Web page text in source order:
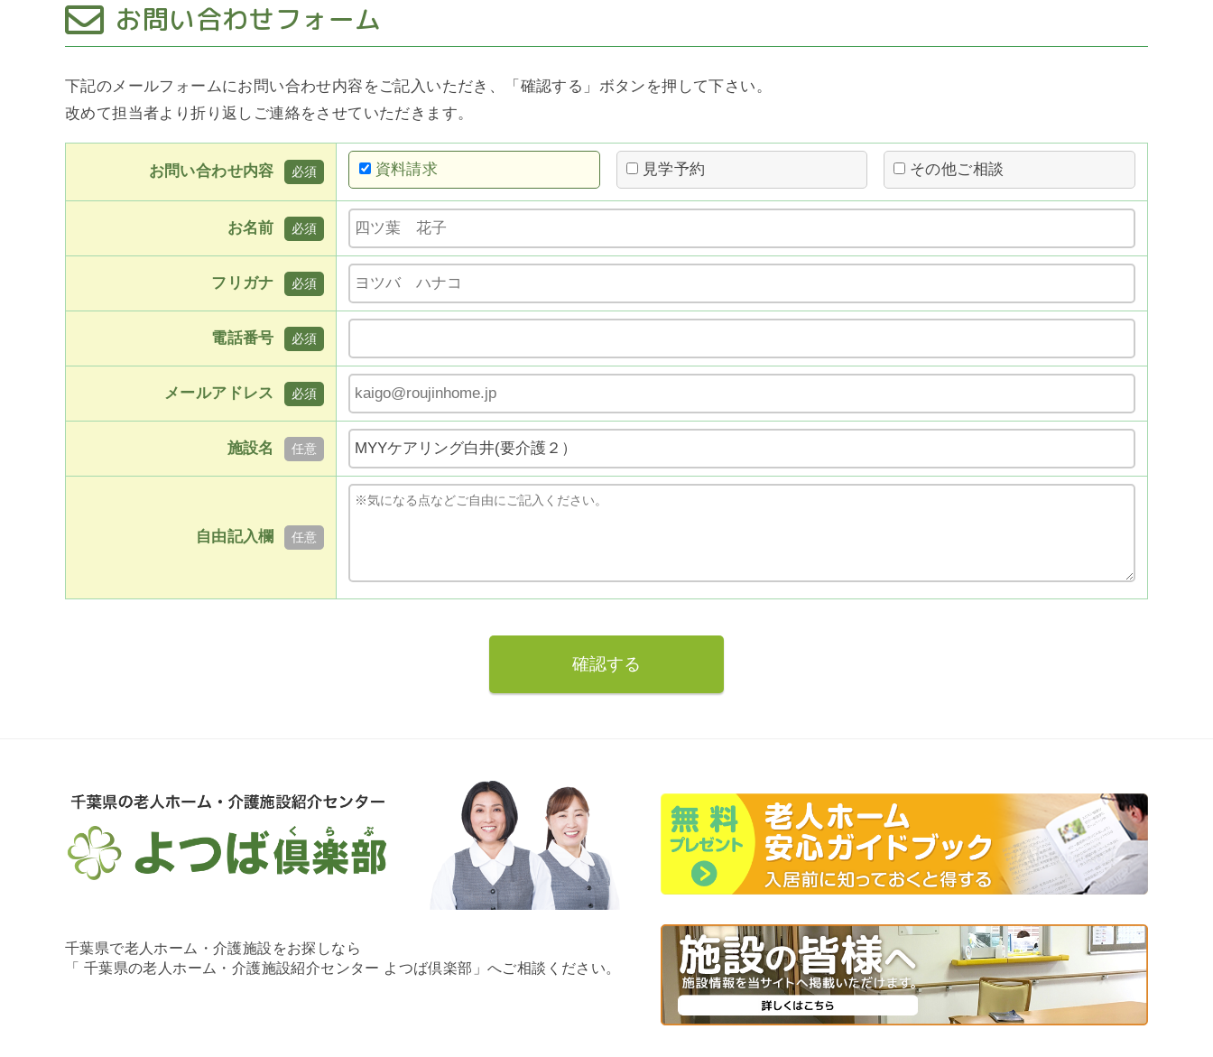
お問い合わせフォーム
下記のメールフォームにお問い合わせ内容をご記入いただき、「確認する」ボタンを押して下さい。
改めて担当者より折り返しご連絡をさせていただきます。
お問い合わせ内容 資料請求 見学予約 その他ご相談
お名前
フリガナ
電話番号
メールアドレス
施設名
自由記入欄
千葉県で老人ホーム・介護施設をお探しなら
「 千葉県の老人ホーム・介護施設紹介センター よつば倶楽部」へご相談ください。